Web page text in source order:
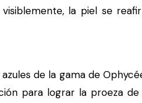
visiblemente, la piel se
de la gama de
para lograr la proeza